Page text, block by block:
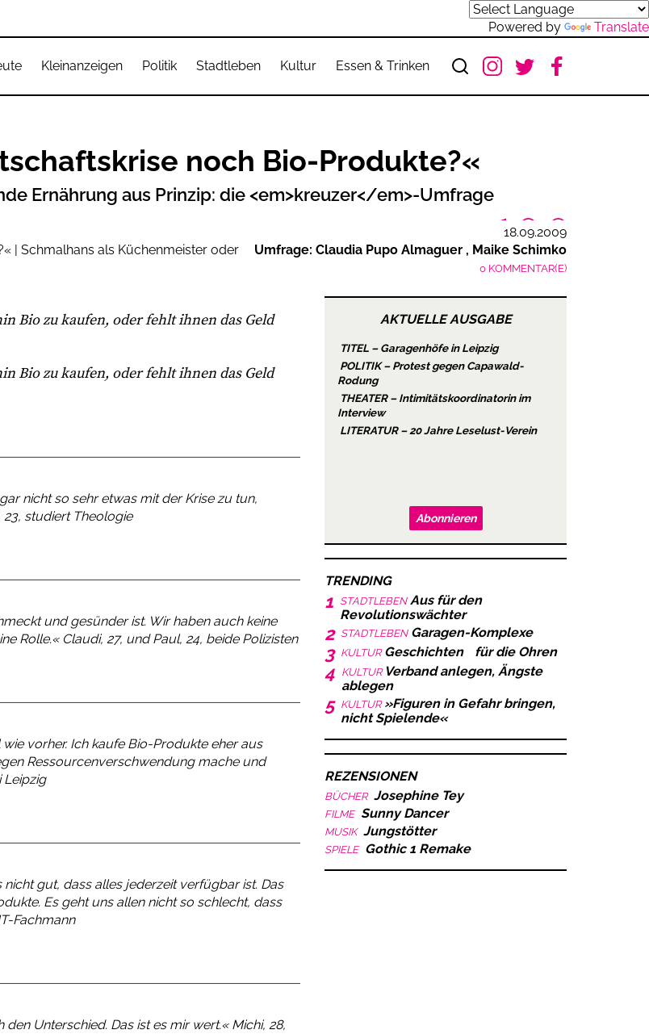
Powered by Translate
Kleinanzeigen Politik Stadtleben Kultur Essen & Trinken
noch Bio-Produkte?«
Ernährung aus Prinzip: die <em>kreuzer</em>-Umfrage
18.09.2009
Umfrage: Claudia Pupo Almaguer
Maike Schimko
0 KOMMENTAR(E)
Bio zu kaufen, oder fehlt ihnen das Geld
Bio zu kaufen, oder fehlt ihnen das Geld
nicht so sehr etwas mit der Krise zu tun,
23, studiert Theologie
und gesünder ist. Wir haben auch keine
Rolle.« Claudi, 27, und Paul, 24, beide Polizisten
vorher. Ich kaufe Bio-Produkte eher aus
Ressourcenverschwendung mache und
Leipzig
gut, dass alles jederzeit verfügbar ist. Das
Es geht uns allen nicht so schlecht, dass
Fachmann
Unterschied. Das ist es mir wert.« Michi, 28,
AKTUELLE AUSGABE
TITEL – Garagenhöfe in Leipzig
POLITIK – Protest gegen Capawald-
Rodung
THEATER – Intimitätskoordinatorin im
Interview
LITERATUR – 20 Jahre Leselust-Verein
Abonnieren
TRENDING
1 STADTLEBENAus für den
Revolutionswächter
2 STADTLEBENGaragen-Komplexe
3 KULTURGeschichten für die Ohren
4 KULTURVerband anlegen, Ängste
ablegen
5 KULTUR»Figuren in Gefahr bringen,
nicht Spielende«
REZENSIONEN
BÜCHER Josephine Tey
FILME Sunny Dancer
MUSIK Jungstötter
SPIELE Gothic 1 Remake